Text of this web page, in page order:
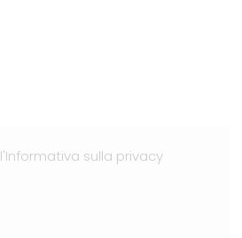
l'Informativa sulla privacy